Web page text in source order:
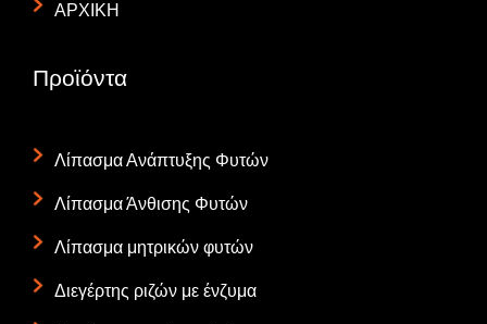
ΑΡΧΙΚΗ
Προϊόντα
Λίπασμα Ανάπτυξης Φυτών
Λίπασμα Άνθισης Φυτών
Λίπασμα μητρικών φυτών
Διεγέρτης ριζών με ένζυμα